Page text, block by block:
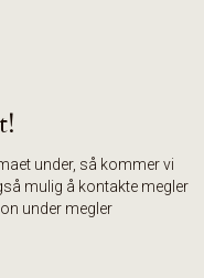
under, så kommer vi
mulig å kontakte megler
under megler